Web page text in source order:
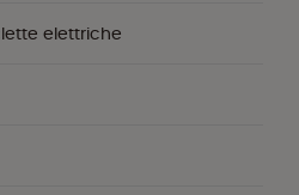
elettriche